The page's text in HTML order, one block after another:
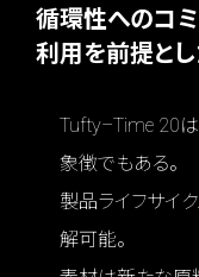
循環性へのコ
利用を前提と
Tufty–Time 20は
象徴でもある。
製品ライフサイ
解可能。